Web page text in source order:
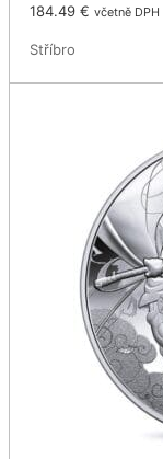
184.49€ včetně DPH
Stříbro